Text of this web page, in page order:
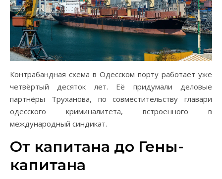
Контрабандная схема в Одесском порту работает уже
четвёртый десяток лет. Её придумали деловые
партнёры Труханова, по совместительству главари
одесского криминалитета, встроенного в
международный синдикат.
От капитана до Гены-
капитана